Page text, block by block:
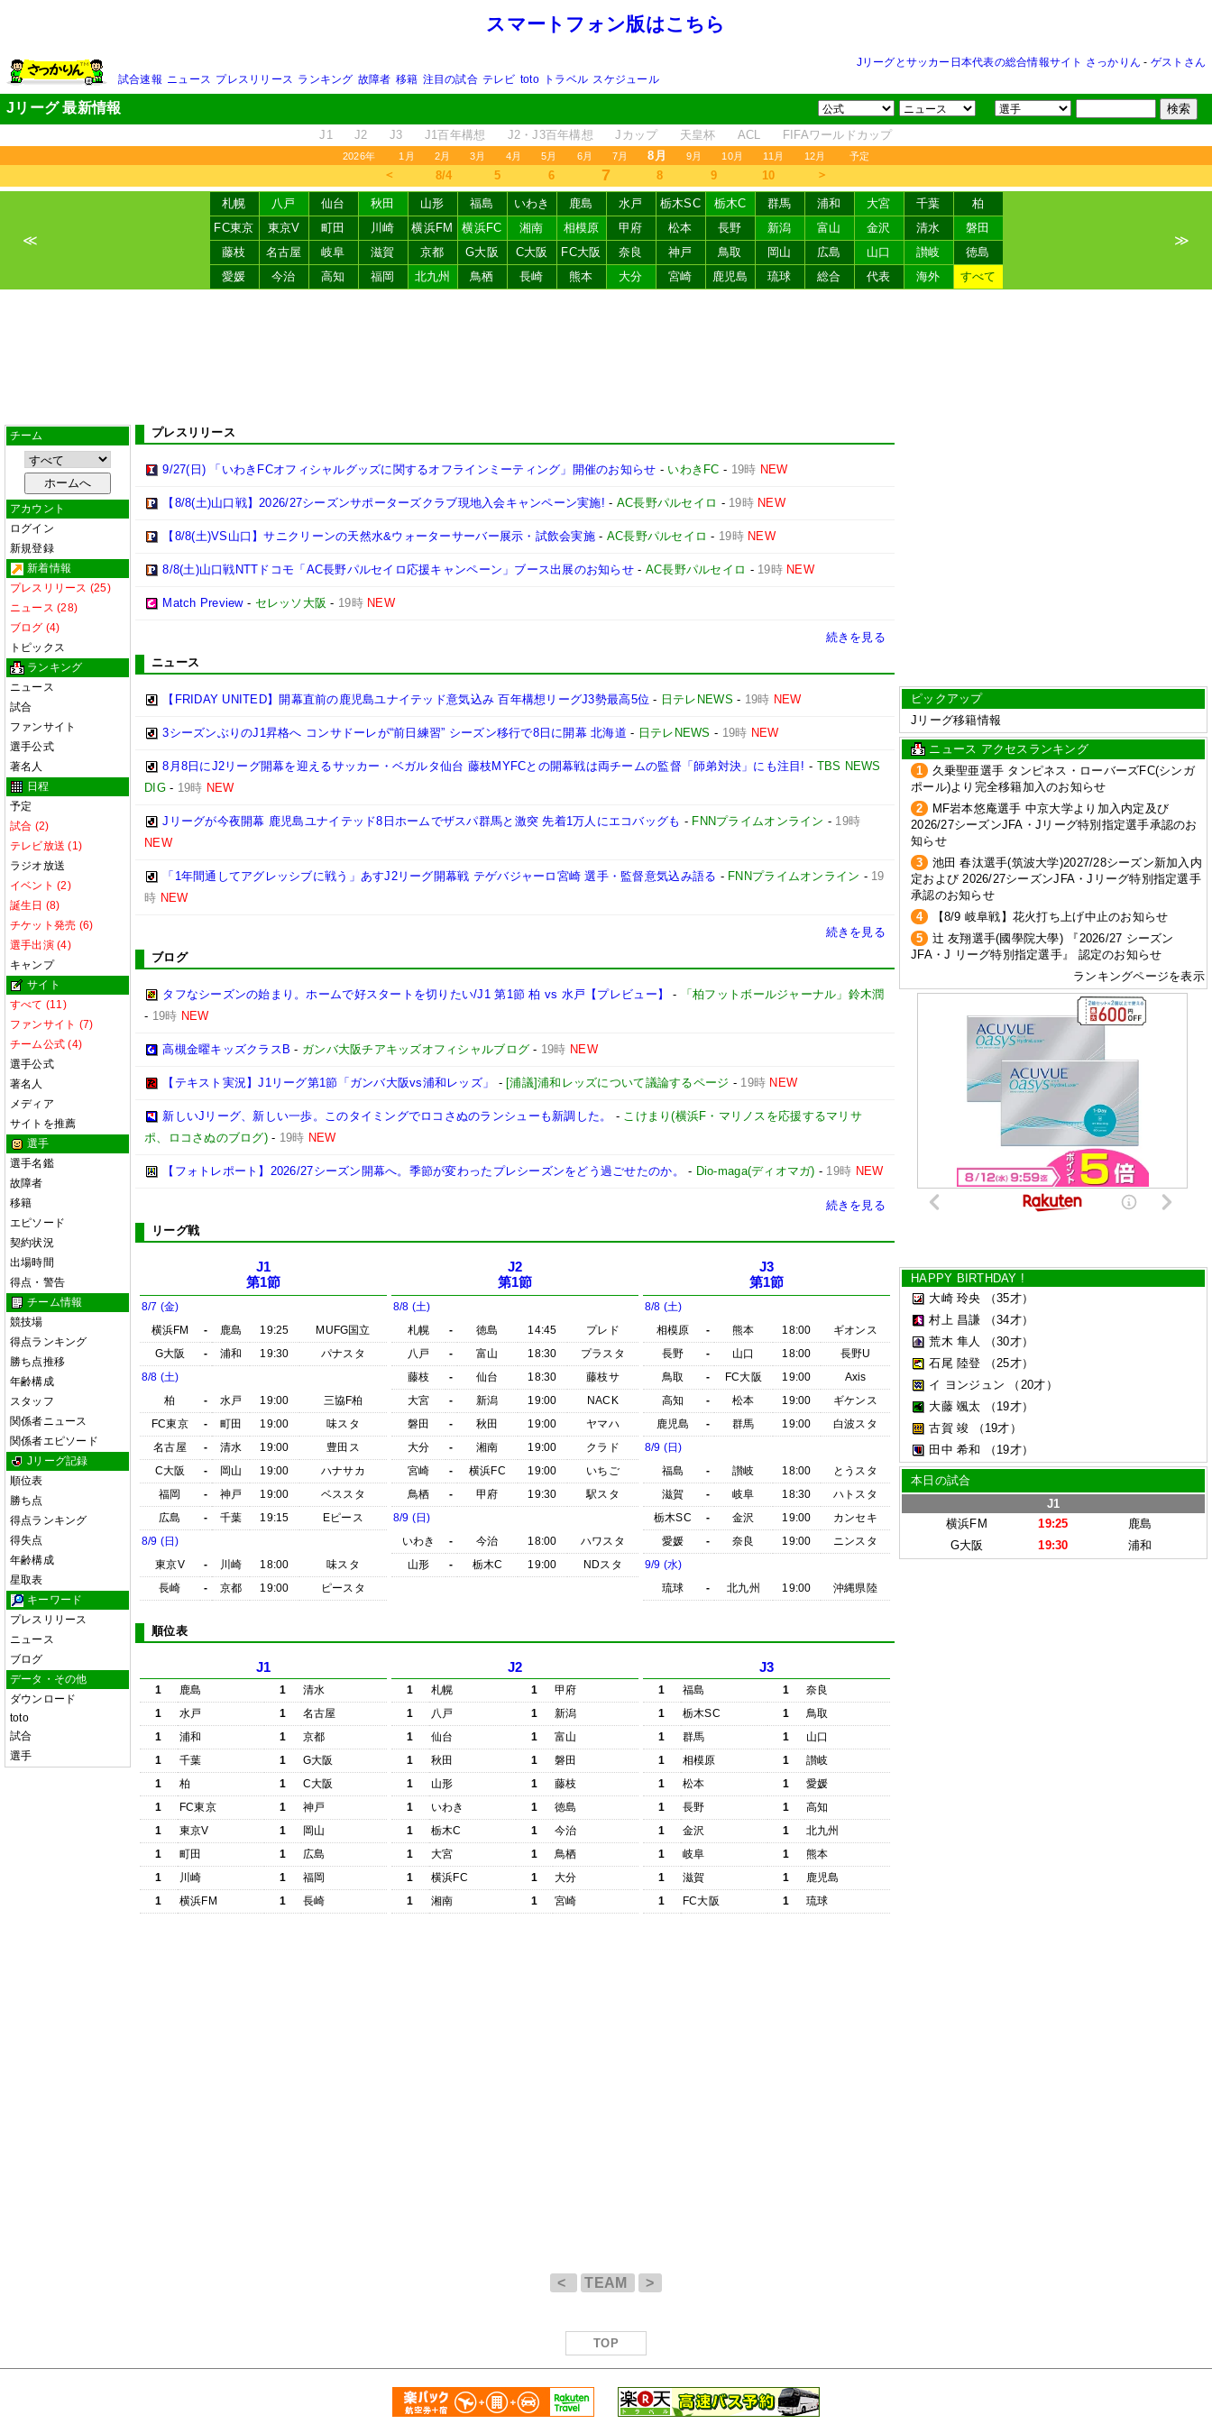
スマートフォン版はこちら
Jリーグとサッカー日本代表の総合情報サイト さっかりん - ゲストさん
試合速報 ニュース プレスリリース ランキング 故障者 移籍 注目の試合 テレビ toto トラベル スケジュール
Jリーグ 最新情報
J1 J2 J3 J1百年構想 J2・J3百年構想 Jカップ 天皇杯 ACL FIFAワールドカップ
2026年 1月 2月 3月 4月 5月 6月 7月 8月 9月 10月 11月 12月 予定
＜ 8/4 5 6 7 8 9 10 ＞
≪
札幌 八戸 仙台 秋田 山形 福島 いわき 鹿島 水戸 栃木SC 栃木C 群馬 浦和 大宮 千葉
柏
FC東京
東京V 町田 川崎 横浜FM 横浜FC 湘南 相模原 甲府 松本 長野 新潟 富山 金沢 清水
磐田
藤枝
名古屋 岐阜 滋賀 京都 G大阪 C大阪 FC大阪 奈良 神戸 鳥取 岡山 広島 山口 讃岐
徳島
愛媛
今治 高知 福岡 北九州 鳥栖 長崎 熊本 大分 宮崎 鹿児島 琉球 総合 代表 海外 すべて
≫
チーム
アカウント
ログイン
新規登録
新着情報
プレスリリース (25)
ニュース (28)
ブログ (4)
トピックス
ランキング
ニュース
試合
ファンサイト
選手公式
著名人
日程
予定
試合 (2)
テレビ放送 (1)
ラジオ放送
イベント (2)
誕生日 (8)
チケット発売 (6)
選手出演 (4)
キャンプ
サイト
すべて (11)
ファンサイト (7)
チーム公式 (4)
選手公式
著名人
メディア
サイトを推薦
選手
選手名鑑
故障者
移籍
エピソード
契約状況
出場時間
得点・警告
チーム情報
競技場
得点ランキング
勝ち点推移
年齢構成
スタッフ
関係者ニュース
関係者エピソード
Jリーグ記録
順位表
勝ち点
得点ランキング
得失点
年齢構成
星取表
キーワード
プレスリリース
ニュース
ブログ
データ・その他
ダウンロード
toto
試合
選手
プレスリリース
9/27(日) 「いわきFCオフィシャルグッズに関するオフラインミーティング」開催のお知らせ - いわきFC - 19時 NEW
【8/8(土)山口戦】2026/27シーズンサポーターズクラブ現地入会キャンペーン実施! - AC長野パルセイロ - 19時 NEW
【8/8(土)VS山口】サニクリーンの天然水&ウォーターサーバー展示・試飲会実施- AC長野パルセイロ - 19時 NEW
8/8(土)山口戦NTTドコモ「AC長野パルセイロ応援キャンペーン」ブース出展のお知らせ - AC長野パルセイロ - 19時 NEW
Match Preview- セレッソ大阪 - 19時 NEW
続きを見る
ニュース
【FRIDAY UNITED】開幕直前の鹿児島ユナイテッド意気込み 百年構想リーグJ3勢最高5位 - 日テレNEWS - 19時 NEW
3シーズンぶりのJ1昇格へ コンサドーレが“前日練習” シーズン移行で8日に開幕 北海道 - 日テレNEWS - 19時 NEW
8月8日にJ2リーグ開幕を迎えるサッカー・ベガルタ仙台 藤枝MYFCとの開幕戦は両チームの監督「師弟対決」にも注目! - TBS NEWS
DIG- 19時 NEW
Jリーグが今夜開幕 鹿児島ユナイテッド8日ホームでザスパ群馬と激突 先着1万人にエコバッグも - FNNプライムオンライン - 19時
NEW
「1年間通してアグレッシブに戦う」あすJ2リーグ開幕戦 テゲバジャーロ宮崎 選手・監督意気込み語る - FNNプライムオンライン - 19
時 NEW
続きを見る
ブログ
タフなシーズンの始まり。ホームで好スタートを切りたい/J1 第1節 柏 vs 水戸【プレビュー】 -
「柏フットボールジャーナル」鈴木潤
- 19時 NEW
高槻金曜キッズクラスB - ガンバ大阪チアキッズオフィシャルブログ - 19時 NEW
【テキスト実況】J1リーグ第1節「ガンバ大阪vs浦和レッズ」 - [浦議]浦和レッズについて議論するページ - 19時 NEW
新しいJリーグ、新しい一歩。このタイミングでロコさぬのランシューも新調した。 - こけまり(横浜F・マリノスを応援するマリサ
ポ、ロコさぬのブログ)- 19時 NEW
【フォトレポート】2026/27シーズン開幕へ。季節が変わったプレシーズンをどう過ごせたのか。 - Dio-maga(ディオマガ) - 19時 NEW
続きを見る
リーグ戦
J1
第1節
8/7 (金)
横浜FM
- 鹿島 19:25
MUFG国立
G大阪
- 浦和 19:30
パナスタ
8/8 (土)
柏
- 水戸 19:00
三協F柏
FC東京
- 町田 19:00
味スタ
名古屋
- 清水 19:00
豊田ス
C大阪
- 岡山 19:00
ハナサカ
福岡
- 神戸 19:00
ベススタ
広島
- 千葉 19:15
Eピース
8/9 (日)
東京V
- 川崎 18:00
味スタ
長崎
- 京都 19:00 ピースタ
J2
第1節
8/8 (土)
札幌
- 徳島 14:45
プレド
八戸
- 富山 18:30
プラスタ
藤枝
- 仙台 18:30
藤枝サ
大宮
- 新潟 19:00
NACK
磐田
- 秋田 19:00
ヤマハ
大分
- 湘南 19:00
クラド
宮崎
- 横浜FC 19:00
いちご
鳥栖
- 甲府 19:30
駅スタ
8/9 (日)
いわき
- 今治 18:00
ハワスタ
山形
- 栃木C 19:00 NDスタ
J3
第1節
8/8 (土)
相模原
- 熊本 18:00
ギオンス
長野
- 山口 18:00
長野U
鳥取
- FC大阪 19:00
Axis
高知
- 松本 19:00
ギケンス
鹿児島
- 群馬 19:00
白波スタ
8/9 (日)
福島
- 讃岐 18:00
とうスタ
滋賀
- 岐阜 18:30
ハトスタ
栃木SC
- 金沢 19:00
カンセキ
愛媛
- 奈良 19:00
ニンスタ
9/9 (水)
琉球
- 北九州 19:00 沖縄県陸
順位表
J1
1 鹿島 1
清水
1
水戸 1
名古屋
1
浦和 1
京都
1
千葉 1
G大阪
1
柏 1
C大阪
1
FC東京 1
神戸
1
東京V 1
岡山
1
町田 1
広島
1
川崎 1
福岡
1
横浜FM 1 長崎
J2
1 札幌 1
甲府
1
八戸 1
新潟
1
仙台 1
富山
1
秋田 1
磐田
1
山形 1
藤枝
1
いわき 1
徳島
1
栃木C 1
今治
1
大宮 1
鳥栖
1
横浜FC 1
大分
1
湘南 1 宮崎
J3
1 福島 1
奈良
1
栃木SC 1
鳥取
1
群馬 1
山口
1
相模原 1
讃岐
1
松本 1
愛媛
1
長野 1
高知
1
金沢 1
北九州
1
岐阜 1
熊本
1
滋賀 1
鹿児島
1
FC大阪 1 琉球
ピックアップ
Jリーグ移籍情報
ニュース アクセスランキング
1
久乗聖亜選手 タンピネス・ローバーズFC(シンガ
ポール)より完全移籍加入のお知らせ
2
MF岩本悠庵選手 中京大学より加入内定及び
2026/27シーズンJFA・Jリーグ特別指定選手承認のお
知らせ
3
池田 春汰選手(筑波大学)2027/28シーズン新加入内
定および 2026/27シーズンJFA・Jリーグ特別指定選手
承認のお知らせ
4
【8/9 岐阜戦】花火打ち上げ中止のお知らせ
5
辻 友翔選手(國學院大學) 『2026/27 シーズン
JFA・J リーグ特別指定選手』 認定のお知らせ
ランキングページを表示
HAPPY BIRTHDAY !
大崎 玲央
（35才）
村上 昌謙
（34才）
荒木 隼人
（30才）
石尾 陸登
（25才）
イ ヨンジュン
（20才）
大藤 颯太
（19才）
古賀 竣
（19才）
田中 希和
（19才）
本日の試合
J1
横浜FM
19:25
鹿島
G大阪
19:30 浦和
< TEAM >
TOP